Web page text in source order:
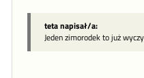
teta napisał/a:
Jeden zimorodek to już